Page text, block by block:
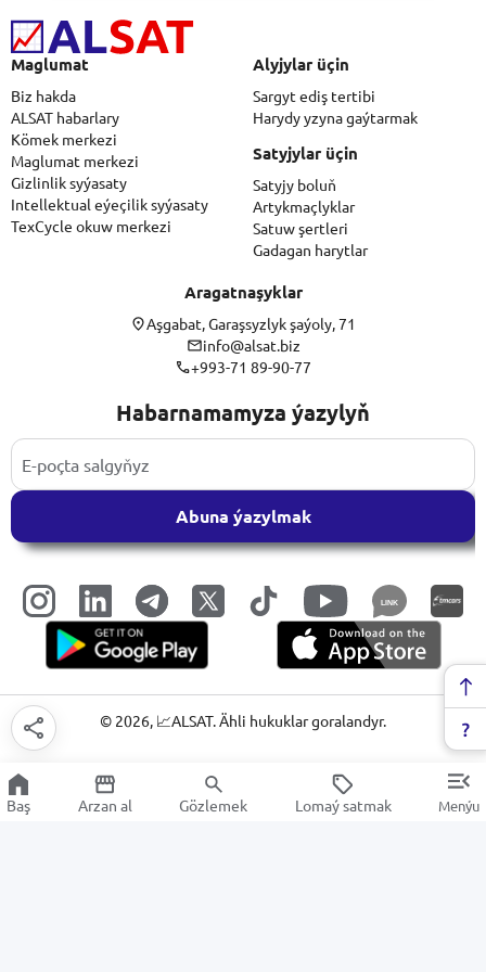
Maglumat
Biz hakda
ALSAT habarlary
Kömek merkezi
Maglumat merkezi
Gizlinlik syýasaty
Intellektual eýeçilik syýasaty
TexCycle okuw merkezi
Alyjylar üçin
Sargyt ediş tertibi
Harydy yzyna gaýtarmak
Satyjylar üçin
Satyjy boluň
Artykmaçlyklar
Satuw şertleri
Gadagan harytlar
Aragatnaşyklar
Aşgabat, Garaşsyzlyk şaýoly, 71
info@alsat.biz
+993-71 89-90-77
Habarnamamyza ýazylyň
Abuna ýazylmak
LINK
© 2026, 📈ALSAT. Ähli hukuklar goralandyr.
Baş Arzan al Gözlemek Lomaý satmak Menýu